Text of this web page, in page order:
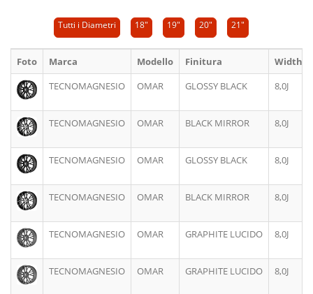
Tutti i Diametri 18" 19" 20" 21"
Foto Marca Modello Finitura
Width
TECNOMAGNESIO
OMAR GLOSSY BLACK 8,0J
TECNOMAGNESIO OMAR BLACK MIRROR 8,0J
TECNOMAGNESIO OMAR GLOSSY BLACK 8,0J
TECNOMAGNESIO OMAR BLACK MIRROR 8,0J
TECNOMAGNESIO OMAR GRAPHITE LUCIDO 8,0J
TECNOMAGNESIO OMAR GRAPHITE LUCIDO 8,0J